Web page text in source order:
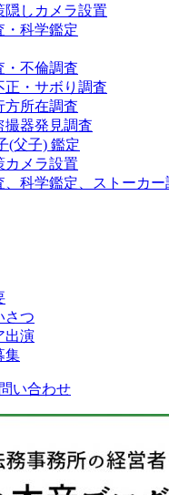
隠しカメラ設置
・科学鑑定
・不倫調査
正・サボり調査
方所在調査
撮器発見調査
(父子) 鑑定
カメラ設置
、科学鑑定、ストーカー
さつ
出演
集
い合わせ